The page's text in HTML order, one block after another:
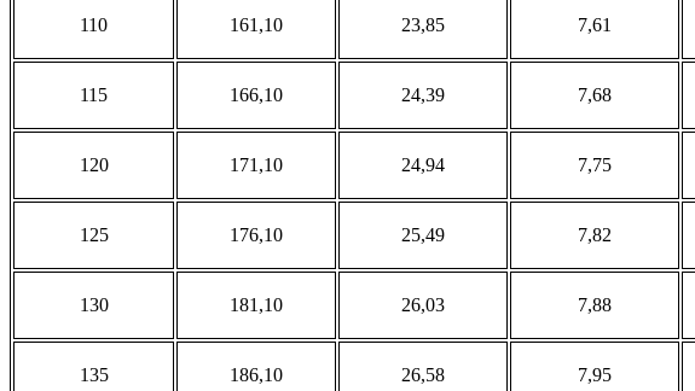
110 161,10 23,85 7,61
115 166,10 24,39 7,68
120 171,10 24,94 7,75
125 176,10 25,49 7,82
130 181,10 26,03 7,88
135 186,10 26,58 7,95